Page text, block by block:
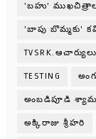
'బహు'
'బాపు బొమ్మకు'
TVSRK.ఆచార్యులు
TESTING
అంబడిపూడి
అక్కిరాజు శ్రీహరి